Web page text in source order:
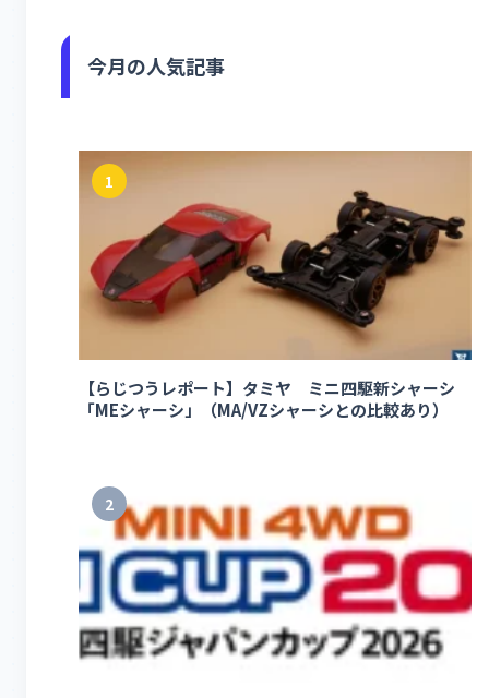
今月の人気記事
1
【らじつうレポート】タミヤ ミニ四駆新シャーシ
「MEシャーシ」（MA/VZシャーシとの比較あり）
2